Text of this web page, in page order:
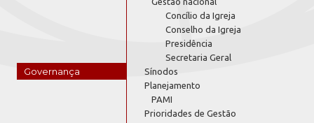
Governança
Concílio da Igreja
Conselho da Igreja
Presidência
Secretaria Geral
Sínodos
Planejamento
PAMI
Prioridades de Gestão